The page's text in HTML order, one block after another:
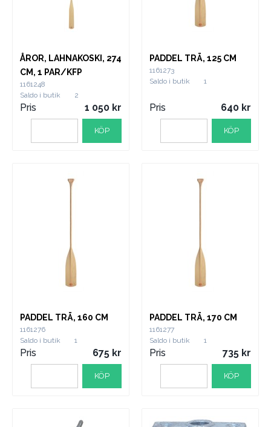
ÅROR, LAHNAKOSKI, 274
CM, 1 PAR/KFP
1161248
Saldo i butik
2
Pris 1 050
KÖP
PADDEL TRÄ, 125 CM
1161273
Saldo i butik
1
Pris 640
KÖP
PADDEL TRÄ, 160 CM
1161276
Saldo i butik
1
Pris 675
KÖP
PADDEL TRÄ, 170 CM
1161277
Saldo i butik
1
Pris 735
KÖP